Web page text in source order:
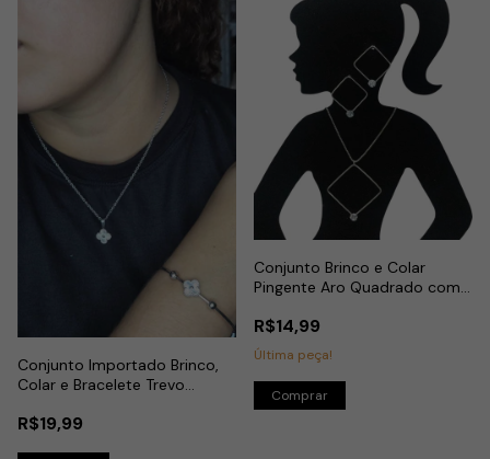
Conjunto Importado Brinco,
Colar e Bracelete Trevo
R$19,99
Conjunto Brinco e Colar
Pingente Aro Quadrado com
Inox
R$14,99
Última peça!